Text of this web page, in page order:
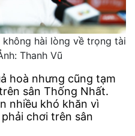
hài lòng về trọng tài
Thanh Vũ
hoà nhưng cũng tạm
sân Thống Nhất.
nhiều khó khăn vì
chơi trên sân